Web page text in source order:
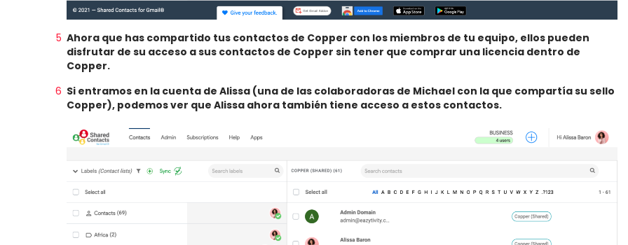
Ahora que has compartido tus contactos de Copper con los miembros de tu equipo, ellos pueden
disfrutar de su acceso a sus contactos de Copper sin tener que comprar una licencia dentro de
Copper.
Si entramos en la cuenta de Alissa (una de las colaboradoras de Michael con la que compartía su sello
Copper), podemos ver que Alissa ahora también tiene acceso a estos contactos.